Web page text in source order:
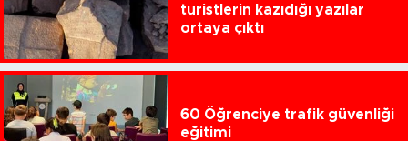
turistlerin kazıdığı yazılar
ortaya çıktı
60 Öğrenciye trafik güvenliği
eğitimi